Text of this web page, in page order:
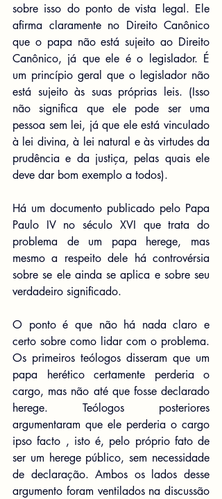
sobre isso do ponto de vista legal. Ele
afirma claramente no Direito Canônico
que o papa não está sujeito ao Direito
Canônico, já que ele é o legislador. É
um princípio geral que o legislador não
está sujeito às suas próprias leis. (Isso
não significa que ele pode ser uma
pessoa sem lei, já que ele está vinculado
à lei divina, à lei natural e às virtudes da
prudência e da justiça, pelas quais ele
deve dar bom exemplo a todos).
Há um documento publicado pelo Papa
Paulo IV no século XVI que trata do
problema de um papa herege, mas
mesmo a respeito dele há controvérsia
sobre se ele ainda se aplica e sobre seu
verdadeiro significado.
O ponto é que não há nada claro e
certo sobre como lidar com o problema.
Os primeiros teólogos disseram que um
papa herético certamente perderia o
cargo, mas não até que fosse declarado
herege. Teólogos posteriores
argumentaram que ele perderia o cargo
ipso facto , isto é, pelo próprio fato de
ser um herege público, sem necessidade
de declaração. Ambos os lados desse
argumento foram ventilados na discussão